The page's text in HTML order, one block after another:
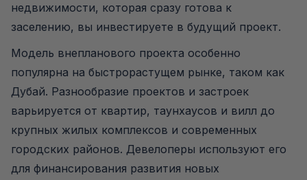
недвижимости, которая сразу готова к
заселению, вы инвестируете в будущий проект.
Модель внепланового проекта особенно
популярна на быстрорастущем рынке, таком как
Дубай. Разнообразие проектов и застроек
варьируется от квартир, таунхаусов и вилл до
крупных жилых комплексов и современных
городских районов. Девелоперы используют его
для финансирования развития новых